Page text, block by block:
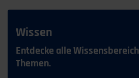
Wissen
Entdecke alle
Themen.